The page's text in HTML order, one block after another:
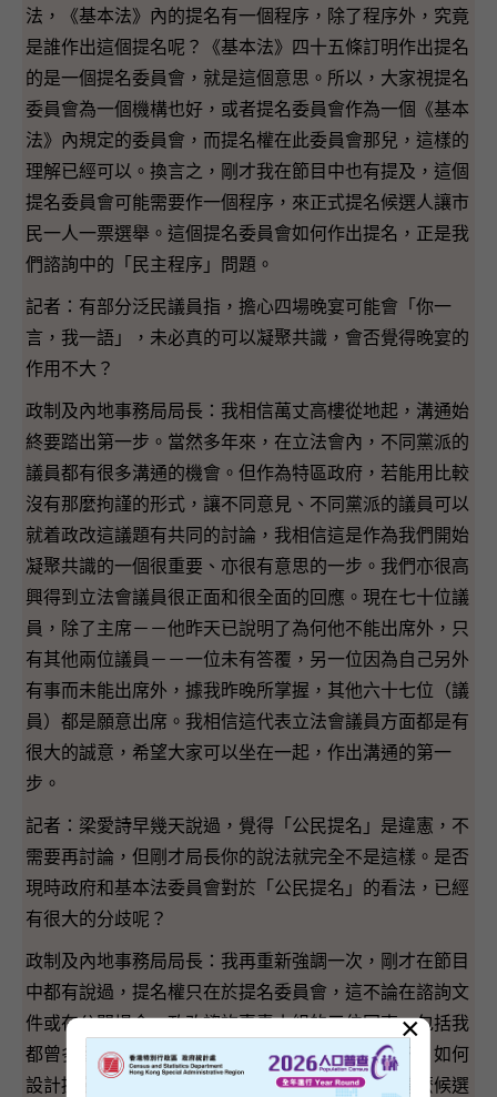
法，《基本法》內的提名有一個程序，除了程序外，究竟
是誰作出這個提名呢？《基本法》四十五條訂明作出提名
的是一個提名委員會，就是這個意思。所以，大家視提名
委員會為一個機構也好，或者提名委員會作為一個《基本
法》內規定的委員會，而提名權在此委員會那兒，這樣的
理解已經可以。換言之，剛才我在節目中也有提及，這個
提名委員會可能需要作一個程序，來正式提名候選人讓市
民一人一票選舉。這個提名委員會如何作出提名，正是我
們諮詢中的「民主程序」問題。
記者：有部分泛民議員指，擔心四場晚宴可能會「你一
言，我一語」，未必真的可以凝聚共識，會否覺得晚宴的
作用不大？
政制及內地事務局局長：我相信萬丈高樓從地起，溝通始
終要踏出第一步。當然多年來，在立法會內，不同黨派的
議員都有很多溝通的機會。但作為特區政府，若能用比較
沒有那麼拘謹的形式，讓不同意見、不同黨派的議員可以
就着政改這議題有共同的討論，我相信這是作為我們開始
凝聚共識的一個很重要、亦很有意思的一步。我們亦很高
興得到立法會議員很正面和很全面的回應。現在七十位議
員，除了主席－－他昨天已說明了為何他不能出席外，只
有其他兩位議員－－一位未有答覆，另一位因為自己另外
有事而未能出席外，據我昨晚所掌握，其他六十七位（議
員）都是願意出席。我相信這代表立法會議員方面都是有
很大的誠意，希望大家可以坐在一起，作出溝通的第一
步。
記者：梁愛詩早幾天說過，覺得「公民提名」是違憲，不
需要再討論，但剛才局長你的說法就完全不是這樣。是否
現時政府和基本法委員會對於「公民提名」的看法，已經
有很大的分歧呢？
政制及內地事務局局長：我再重新強調一次，剛才在節目
中都有說過，提名權只在於提名委員會，這不論在諮詢文
件或在公開場合，政改諮詢專責小組的三位同事，包括我
都曾多番強調。在提名權在於提名委員會的前提下，如何
設計提名程序呢？可不可以提名委員會考慮提名甚麼候選
×